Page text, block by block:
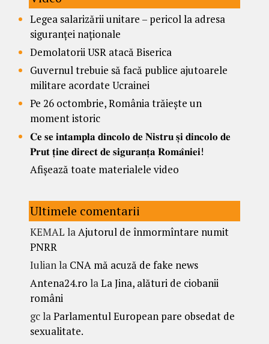
Legea salarizării unitare – pericol la adresa
siguranței naționale
Demolatorii USR atacă Biserica
Guvernul trebuie să facă publice ajutoarele
militare acordate Ucrainei
Pe 26 octombrie, România trăiește un
moment istoric
𝐂𝐞 𝐬𝐞 𝐢𝐧𝐭𝐚𝐦𝐩𝐥𝐚 𝐝𝐢𝐧𝐜𝐨𝐥𝐨 𝐝𝐞 𝐍𝐢𝐬𝐭𝐫𝐮 𝐬̦𝐢 𝐝𝐢𝐧𝐜𝐨𝐥𝐨 𝐝𝐞
𝐏𝐫𝐮𝐭 𝐭̦𝐢𝐧𝐞 𝐝𝐢𝐫𝐞𝐜𝐭 𝐝𝐞 𝐬𝐢𝐠𝐮𝐫𝐚𝐧𝐭̦𝐚 𝐑𝐨𝐦𝐚̂𝐧𝐢𝐞𝐢!
Afișează toate materialele video
Ultimele comentarii
KEMAL laAjutorul de înmormîntare numit
PNRR
Iulianla CNA mă acuză de fake news
Antena24.ro laLa Jina, alături de ciobanii
români
gclaParlamentul European pare obsedat de
sexualitate.